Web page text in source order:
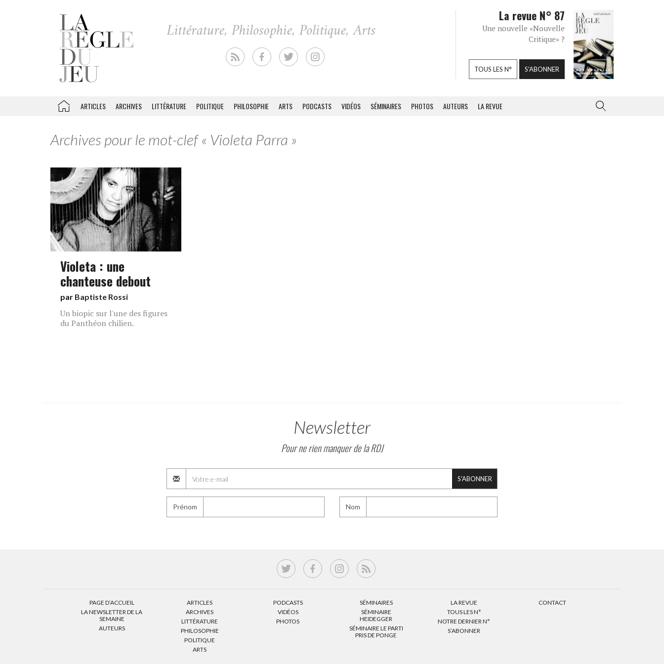
La revue N° 87
Une nouvelle «Nouvelle
Critique» ?
TOUS LES N° S'ABONNER
ARTICLES ARCHIVES LITTÉRATURE POLITIQUE PHILOSOPHIE ARTS PODCASTS VIDÉOS SÉMINAIRES PHOTOS AUTEURS LA REVUE
Archives pour le mot-clef « Violeta Parra »
Violeta : une
chanteuse debout
par Baptiste Rossi
Un biopic sur l'une des figures
du Panthéon chilien.
Newsletter
Pour ne rien manquer de la RDJ
S'ABONNER
Prénom Nom
PAGE D’ACCUEIL
LA NEWSLETTER DE LA
SEMAINE
AUTEURS
ARTICLES
ARCHIVES
LITTÉRATURE
PHILOSOPHIE
POLITIQUE
ARTS
PODCASTS
VIDÉOS
PHOTOS
SÉMINAIRES
SÉMINAIRE
HEIDEGGER
SÉMINAIRE LE PARTI
PRIS DE PONGE
LA REVUE
TOUS LES N°
NOTRE DERNIER N°
S’ABONNER
CONTACT